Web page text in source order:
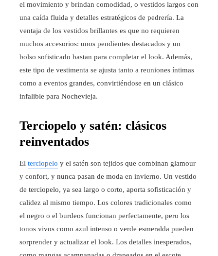
el movimiento y brindan comodidad, o vestidos largos con
una caída fluida y detalles estratégicos de pedrería. La
ventaja de los vestidos brillantes es que no requieren
muchos accesorios: unos pendientes destacados y un
bolso sofisticado bastan para completar el look. Además,
este tipo de vestimenta se ajusta tanto a reuniones íntimas
como a eventos grandes, convirtiéndose en un clásico
infalible para Nochevieja.
Terciopelo y satén: clásicos
reinventados
El terciopelo y el satén son tejidos que combinan glamour
y confort, y nunca pasan de moda en invierno. Un vestido
de terciopelo, ya sea largo o corto, aporta sofisticación y
calidez al mismo tiempo. Los colores tradicionales como
el negro o el burdeos funcionan perfectamente, pero los
tonos vivos como azul intenso o verde esmeralda pueden
sorprender y actualizar el look. Los detalles inesperados,